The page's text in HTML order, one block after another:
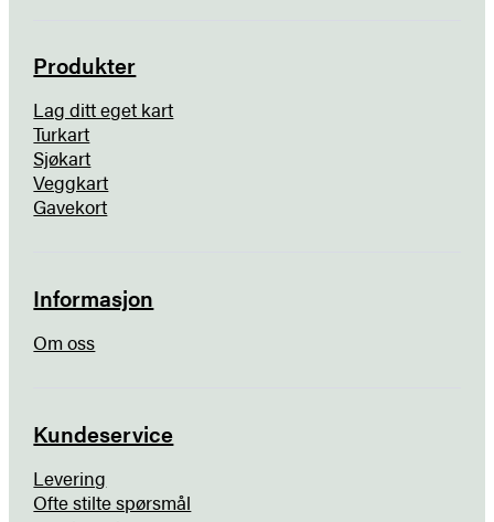
Produkter
Lag ditt eget kart
Turkart
Sjøkart
Veggkart
Gavekort
Informasjon
Om oss
Kundeservice
Levering
Ofte stilte spørsmål